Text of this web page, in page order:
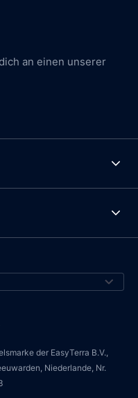
an einen unserer
der EasyTerra B.V.,
Niederlande, Nr.